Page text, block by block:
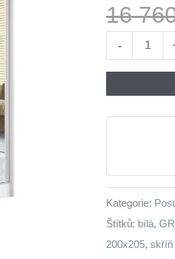
16
-
s
A
200
bílá
množství
Kategorie:
Štítků: bílá,
200x205, skříň